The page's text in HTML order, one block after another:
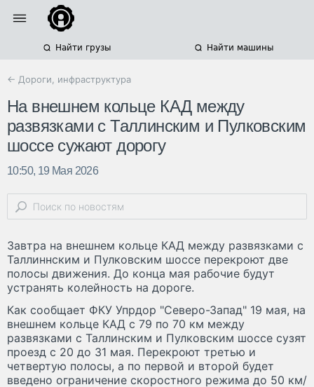
Найти грузы Найти машины
← Дороги, инфраструктура
На внешнем кольце КАД между
развязками с Таллинским и Пулковским
шоссе сужают дорогу
10:50, 19 Мая 2026
Завтра на внешнем кольце КАД между развязками с
Таллиннским и Пулковским шоссе перекроют две
полосы движения. До конца мая рабочие будут
устранять колейность на дороге.
Как сообщает ФКУ Упрдор "Северо-Запад" 19 мая, на
внешнем кольце КАД с 79 по 70 км между
развязками с Таллинским и Пулковским шоссе сузят
проезд с 20 до 31 мая. Перекроют третью и
четвертую полосы, а по первой и второй будет
введено ограничение скоростного режима до 50 км/